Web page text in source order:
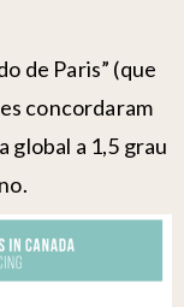
de Paris” (que
concordaram
global a 1,5 grau